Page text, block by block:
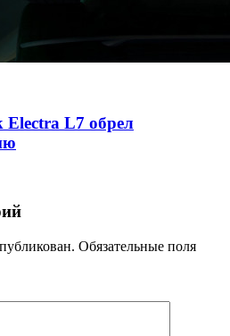
L7 обрел
Обязательные поля